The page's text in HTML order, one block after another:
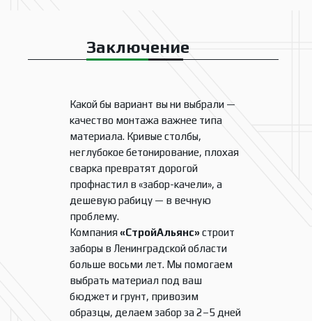
Какой бы вариант вы ни выбрали —
качество монтажа важнее типа
материала. Кривые столбы,
неглубокое бетонирование, плохая
сварка превратят дорогой
профнастил в «забор-качели», а
дешевую рабицу — в вечную
проблему.
Компания «СтройАльянс» строит
заборы в Ленинградской области
больше восьми лет. Мы помогаем
выбрать материал под ваш
бюджет и грунт, привозим
образцы, делаем забор за 2–5 дней
Заключение